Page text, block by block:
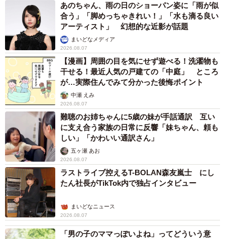
あのちゃん、雨の日のショーパン姿に「雨が似
合う」「脚めっちゃきれい！」「水も滴る良い
アーティスト」 幻想的な近影が話題
まいどなメディア
2026.08.07
【漫画】周囲の目を気にせず遊べる！洗濯物も
干せる！最近人気の戸建ての「中庭」 ところ
が…実際住んでみて分かった後悔ポイント
中瀬 えみ
2026.08.07
難聴のお姉ちゃんに5歳の妹が手話通訳 互い
に支え合う家族の日常に反響「妹ちゃん、頼も
しい」「かわいい通訳さん」
五ヶ瀬 あお
2026.08.07
ラストライブ控えるT-BOLAN森友嵐士 にし
たん社長がTikTok内で独占インタビュー
まいどなニュース
2026.08.07
「男の子のママっぽいよね」ってどういう意